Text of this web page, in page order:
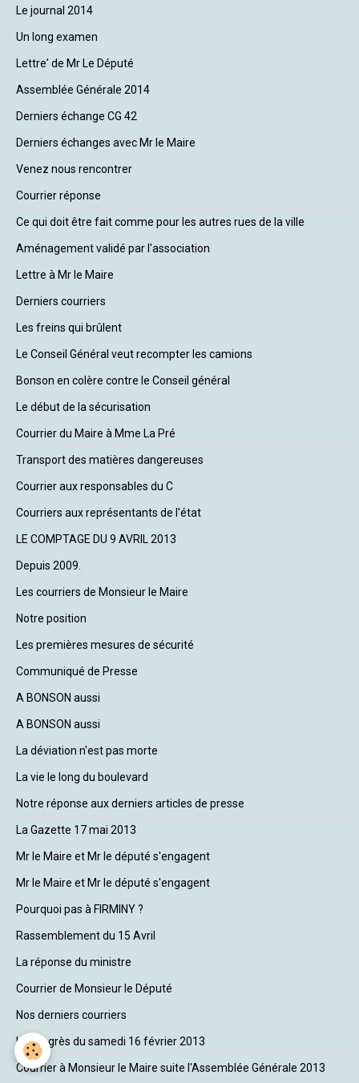
Le journal 2014
Un long examen
Lettre' de Mr Le Député
Assemblée Générale 2014
Derniers échange CG 42
Derniers échanges avec Mr le Maire
Venez nous rencontrer
Courrier réponse
Ce qui doit être fait comme pour les autres rues de la ville
Aménagement validé par l'association
Lettre à Mr le Maire
Derniers courriers
Les freins qui brûlent
Le Conseil Général veut recompter les camions
Bonson en colère contre le Conseil général
Le début de la sécurisation
Courrier du Maire à Mme La Pré
Transport des matières dangereuses
Courrier aux responsables du C
Courriers aux représentants de l'état
LE COMPTAGE DU 9 AVRIL 2013
Depuis 2009.
Les courriers de Monsieur le Maire
Notre position
Les premières mesures de sécurité
Communiqué de Presse
A BONSON aussi
A BONSON aussi
La déviation n'est pas morte
La vie le long du boulevard
Notre réponse aux derniers articles de presse
La Gazette 17 mai 2013
Mr le Maire et Mr le député s'engagent
Mr le Maire et Mr le député s'engagent
Pourquoi pas à FIRMINY ?
Rassemblement du 15 Avril
La réponse du ministre
Courrier de Monsieur le Député
Nos derniers courriers
Le Progrès du samedi 16 février 2013
Courrier à Monsieur le Maire suite l'Assemblée Générale 2013